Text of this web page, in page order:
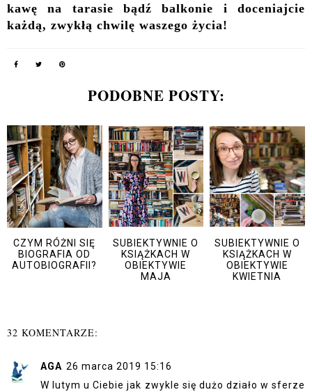
kawę na tarasie bądź balkonie i doceniajcie
każdą, zwykłą chwilę waszego życia!
PODOBNE POSTY:
CZYM RÓŻNI SIĘ
BIOGRAFIA OD
AUTOBIOGRAFII?
SUBIEKTYWNIE O
KSIĄŻKACH W
OBIEKTYWIE
MAJA
SUBIEKTYWNIE O
KSIĄŻKACH W
OBIEKTYWIE
KWIETNIA
32 KOMENTARZE:
AGA 26 marca 2019 15:16
W lutym u Ciebie jak zwykle się dużo działo w sferze